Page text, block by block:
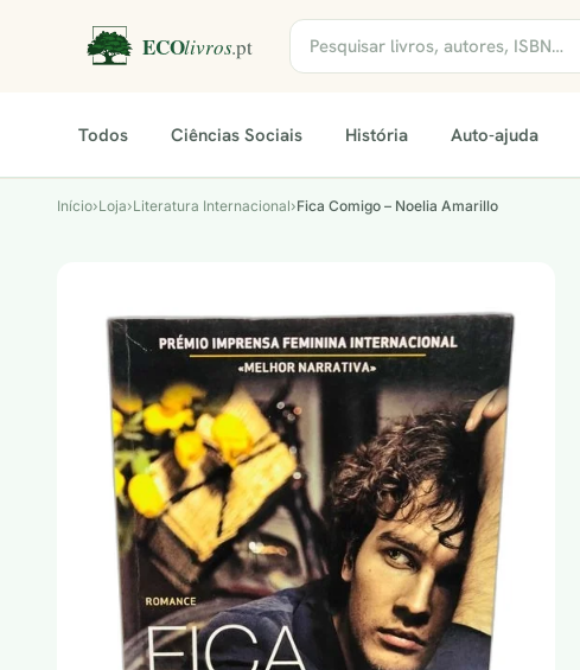
Todos Ciências Sociais História Auto-ajuda
Início›Loja›Literatura Internacional›Fica Comigo – Noelia Amarillo